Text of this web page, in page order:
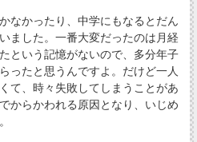
なかったり、中学にもなるとだん
ました。一番大変だったのは月経
という記憶がないので、多分年子
ったと思うんですよ。だけど一人
て、時々失敗してしまうことがあ
からかわれる原因となり、いじめ